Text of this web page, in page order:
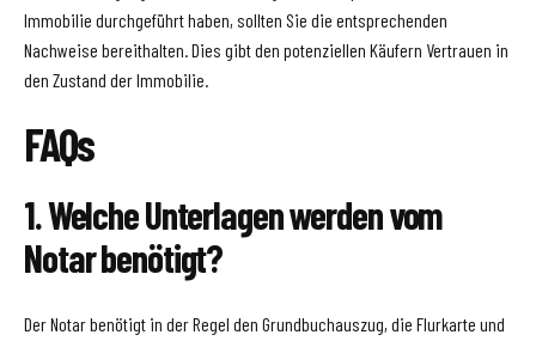
Immobilie durchgeführt haben, sollten Sie die entsprechenden
Nachweise bereithalten. Dies gibt den potenziellen Käufern Vertrauen in
den Zustand der Immobilie.
FAQs
1. Welche Unterlagen werden vom
Notar benötigt?
Der Notar benötigt in der Regel den Grundbuchauszug, die Flurkarte und